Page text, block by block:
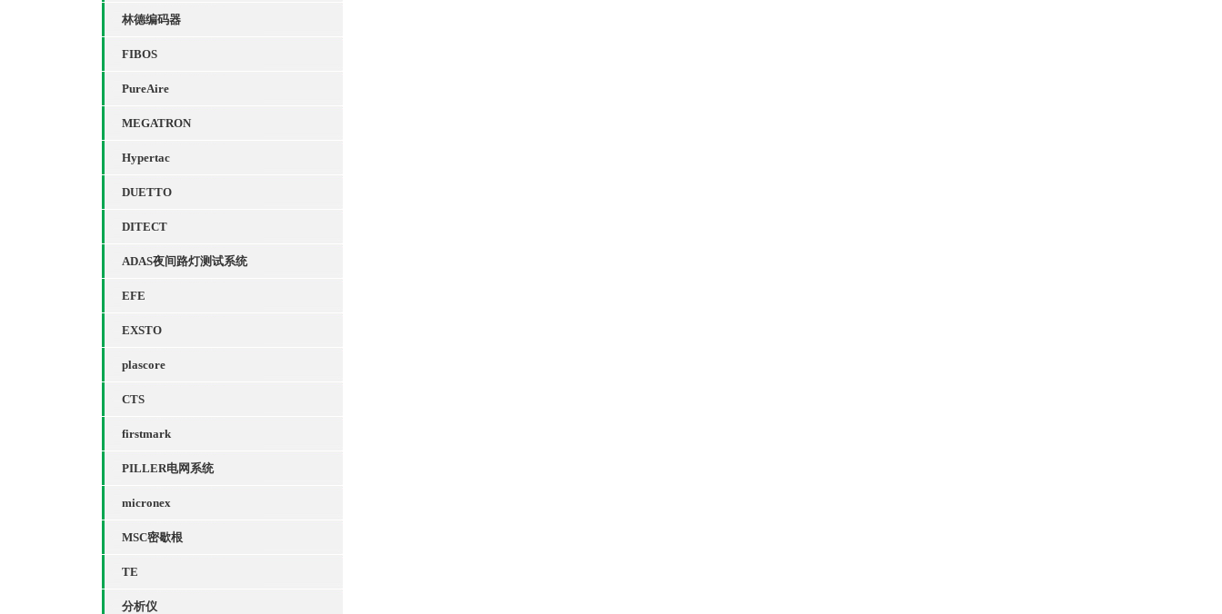
林德编码器
FIBOS
PureAire
MEGATRON
Hypertac
DUETTO
DITECT
ADAS夜间路灯测试系统
EFE
EXSTO
plascore
CTS
firstmark
PILLER电网系统
micronex
MSC密歇根
TE
分析仪